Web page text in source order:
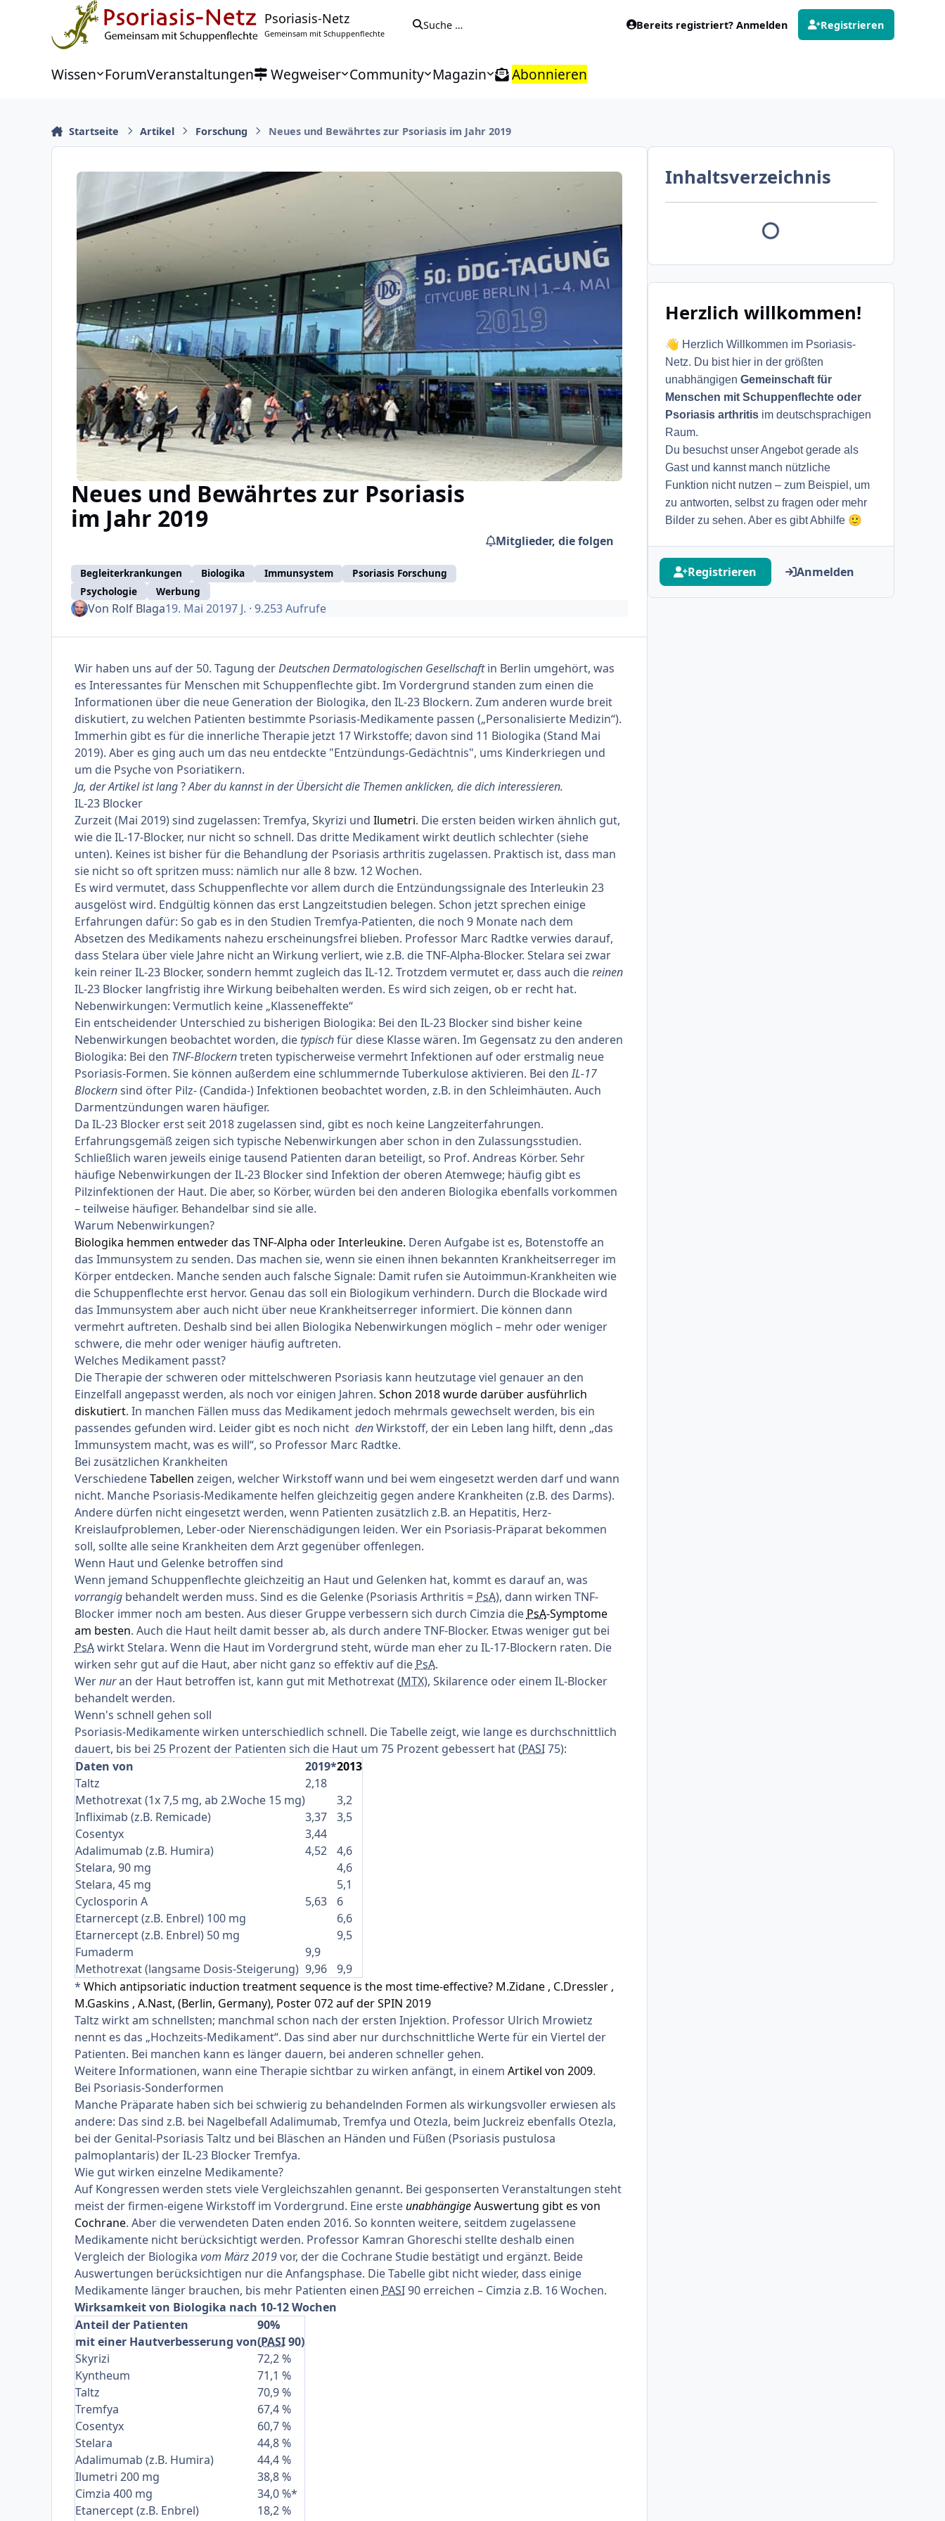
Zu Inhalt springen
Psoriasis-Netz
Gemeinsam mit Schuppenflechte
Suche … Bereits registriert? Anmelden Registrieren
Wissen ForumVeranstaltungen Wegweiser Community Magazin Abonnieren
Startseite Artikel Forschung Neues und Bewährtes zur Psoriasis im Jahr 2019
Neues und Bewährtes zur Psoriasis
im Jahr 2019
Begleiterkrankungen Biologika Immunsystem
Psoriasis Forschung
Psychologie
Werbung
Mitglieder, die folgen
Von Rolf Blaga19. Mai 20197 J. · 9.253 Aufrufe
Wir haben uns auf der 50. Tagung derDeutschen Dermatologischen Gesellschaftin Berlin umgehört, was
es Interessantes für Menschen mit Schuppenflechte gibt. Im Vordergrund standen zum einen die
Informationen über die neue Generation der Biologika, den IL-23 Blockern. Zum anderen wurde breit
diskutiert, zu welchen Patienten bestimmte Psoriasis-Medikamente passen („Personalisierte Medizin“).
Immerhin gibt es für die innerliche Therapie jetzt 17 Wirkstoffe; davon sind 11 Biologika (Stand Mai
2019). Aber es ging auch um das neu entdeckte "Entzündungs-Gedächtnis", ums Kinderkriegen und
um die Psyche von Psoriatikern.
Ja, der Artikel ist lang?Aber du kannst in der Übersicht die Themen anklicken, die dich interessieren.
IL-23 Blocker
Zurzeit (Mai 2019) sind zugelassen: Tremfya, Skyrizi und Ilumetri. Die ersten beiden wirken ähnlich gut,
wie die IL-17-Blocker, nur nicht so schnell. Das dritte Medikament wirkt deutlich schlechter (siehe
unten). Keines ist bisher für die Behandlung der Psoriasis arthritis zugelassen. Praktisch ist, dass man
sie nicht so oft spritzen muss: nämlich nur alle 8 bzw. 12 Wochen.
Es wird vermutet, dass Schuppenflechte vor allem durch die Entzündungssignale des Interleukin 23
ausgelöst wird. Endgültig können das erst Langzeitstudien belegen. Schon jetzt sprechen einige
Erfahrungen dafür: So gab es in den Studien Tremfya-Patienten, die noch 9 Monate nach dem
Absetzen des Medikaments nahezu erscheinungsfrei blieben. Professor Marc Radtke verwies darauf,
dass Stelara über viele Jahre nicht an Wirkung verliert, wie z.B. die TNF-Alpha-Blocker. Stelara sei zwar
kein reiner IL-23 Blocker, sondern hemmt zugleich das IL-12. Trotzdem vermutet er, dass auch diereinen
IL-23 Blocker langfristig ihre Wirkung beibehalten werden. Es wird sich zeigen, ob er recht hat.
Nebenwirkungen: Vermutlich keine „Klasseneffekte“
Ein entscheidender Unterschied zu bisherigen Biologika: Bei den IL-23 Blocker sind bisher keine
Nebenwirkungen beobachtet worden, die typischfür diese Klasse wären. Im Gegensatz zu den anderen
Biologika: Bei den TNF-Blockerntreten typischerweise vermehrt Infektionen auf oder erstmalig neue
Psoriasis-Formen. Sie können außerdem eine schlummernde Tuberkulose aktivieren. Bei denIL-17
Blockernsind öfter Pilz- (Candida-) Infektionen beobachtet worden, z.B. in den Schleimhäuten. Auch
Darmentzündungen waren häufiger.
Da IL-23 Blocker erst seit 2018 zugelassen sind, gibt es noch keine Langzeiterfahrungen.
Erfahrungsgemäß zeigen sich typische Nebenwirkungen aber schon in den Zulassungsstudien.
Schließlich waren jeweils einige tausend Patienten daran beteiligt, so Prof. Andreas Körber. Sehr
häufige Nebenwirkungen der IL-23 Blocker sind Infektion der oberen Atemwege; häufig gibt es
Pilzinfektionen der Haut. Die aber, so Körber, würden bei den anderen Biologika ebenfalls vorkommen
– teilweise häufiger. Behandelbar sind sie alle.
Warum Nebenwirkungen?
Biologika hemmen entweder das TNF-Alpha oder Interleukine. Deren Aufgabe ist es, Botenstoffe an
das Immunsystem zu senden. Das machen sie, wenn sie einen ihnen bekannten Krankheitserreger im
Körper entdecken. Manche senden auch falsche Signale: Damit rufen sie Autoimmun-Krankheiten wie
die Schuppenflechte erst hervor. Genau das soll ein Biologikum verhindern. Durch die Blockade wird
das Immunsystem aber auch nicht über neue Krankheitserreger informiert. Die können dann
vermehrt auftreten. Deshalb sind bei allen Biologika Nebenwirkungen möglich – mehr oder weniger
schwere, die mehr oder weniger häufig auftreten.
Welches Medikament passt?
Die Therapie der schweren oder mittelschweren Psoriasis kann heutzutage viel genauer an den
Einzelfall angepasst werden, als noch vor einigen Jahren. Schon 2018 wurde darüber ausführlich
diskutiert. In manchen Fällen muss das Medikament jedoch mehrmals gewechselt werden, bis ein
passendes gefunden wird. Leider gibt es noch nicht denWirkstoff, der ein Leben lang hilft, denn „das
Immunsystem macht, was es will“, so Professor Marc Radtke.
Bei zusätzlichen Krankheiten
VerschiedeneTabellen zeigen, welcher Wirkstoff wann und bei wem eingesetzt werden darf und wann
nicht. Manche Psoriasis-Medikamente helfen gleichzeitig gegen andere Krankheiten (z.B. des Darms).
Andere dürfen nicht eingesetzt werden, wenn Patienten zusätzlich z.B. an Hepatitis, Herz-
Kreislaufproblemen, Leber-oder Nierenschädigungen leiden. Wer ein Psoriasis-Präparat bekommen
soll, sollte alle seine Krankheiten dem Arzt gegenüber offenlegen.
Wenn Haut und Gelenke betroffen sind
Wenn jemand Schuppenflechte gleichzeitig an Haut und Gelenken hat, kommt es darauf an, was
vorrangigbehandelt werden muss. Sind es die Gelenke (Psoriasis Arthritis = PsA), dann wirken TNF-
Blocker immer noch am besten. Aus dieser Gruppe verbessern sich durch Cimzia die PsA-Symptome
am besten. Auch die Haut heilt damit besser ab, als durch andere TNF-Blocker. Etwas weniger gut bei
PsAwirkt Stelara. Wenn die Haut im Vordergrund steht, würde man eher zu IL-17-Blockern raten. Die
wirken sehr gut auf die Haut, aber nicht ganz so effektiv auf die PsA.
Wernuran der Haut betroffen ist, kann gut mit Methotrexat (MTX), Skilarence oder einem IL-Blocker
behandelt werden.
Wenn's schnell gehen soll
Psoriasis-Medikamente wirken unterschiedlich schnell. Die Tabelle zeigt, wie lange es durchschnittlich
dauert, bis bei 25 Prozent der Patienten sich die Haut um 75 Prozent gebessert hat (PASI75):
Daten von
2019*2013
Taltz
2,18
Methotrexat (1x 7,5 mg, ab 2.Woche 15 mg)
3,2
Infliximab (z.B. Remicade)
3,37
3,5
Cosentyx
3,44
Adalimumab (z.B. Humira)
4,52
4,6
Stelara, 90 mg
4,6
Stelara, 45 mg
5,1
Cyclosporin A
5,63
6
Etarnercept (z.B. Enbrel) 100 mg
6,6
Etarnercept (z.B. Enbrel) 50 mg
9,5
Fumaderm
9,9
Methotrexat (langsame Dosis-Steigerung) 9,96
9,9
* Which antipsoriatic induction treatment sequence is the most time-effective? M.Zidane , C.Dressler ,
M.Gaskins , A.Nast, (Berlin, Germany), Poster 072 auf der SPIN 2019
Taltz wirkt am schnellsten; manchmal schon nach der ersten Injektion. Professor Ulrich Mrowietz
nennt es das „Hochzeits-Medikament“. Das sind aber nur durchschnittliche Werte für ein Viertel der
Patienten. Bei manchen kann es länger dauern, bei anderen schneller gehen.
Weitere Informationen, wann eine Therapie sichtbar zu wirken anfängt, in einem Artikel von 2009.
Bei Psoriasis-Sonderformen
Manche Präparate haben sich bei schwierig zu behandelnden Formen als wirkungsvoller erwiesen als
andere: Das sind z.B. bei Nagelbefall Adalimumab, Tremfya und Otezla, beim Juckreiz ebenfalls Otezla,
bei der Genital-Psoriasis Taltz und bei Bläschen an Händen und Füßen (Psoriasis pustulosa
palmoplantaris) der IL-23 BlockerTremfya.
Wie gut wirken einzelne Medikamente?
Auf Kongressen werden stets viele Vergleichszahlen genannt. Bei gesponserten Veranstaltungen steht
meist der firmen-eigene Wirkstoff im Vordergrund. Eine ersteunabhängigeAuswertung gibt es von
Cochrane. Aber die verwendeten Daten enden 2016. So konnten weitere, seitdem zugelassene
Medikamente nicht berücksichtigt werden. Professor Kamran Ghoreschi stellte deshalb einen
Vergleich der Biologika vom März 2019vor, der die Cochrane Studie bestätigt und ergänzt. Beide
Auswertungen berücksichtigen nur die Anfangsphase. Die Tabelle gibt nicht wieder, dass einige
Medikamente länger brauchen, bis mehr Patienten einen PASI90 erreichen – Cimzia z.B. 16 Wochen.
Wirksamkeit von Biologika nach 10-12 Wochen
Anteil der Patienten
mit einer Hautverbesserung von
90%
(PASI90)
Skyrizi
72,2 %
Kyntheum
71,1 %
Taltz
70,9 %
Tremfya
67,4 %
Cosentyx
60,7 %
Stelara
44,8 %
Adalimumab (z.B. Humira)
44,4 %
Ilumetri 200 mg
38,8 %
Cimzia 400 mg
34,0 %*
Etanercept (z.B. Enbrel)
18,2 %
Inhaltsverzeichnis
Herzlich willkommen!
👋 Herzlich Willkommen im Psoriasis-
Netz. Du bist hier in der größten
unabhängigenGemeinschaft für
Menschen mit Schuppenflechte oder
Psoriasis arthritis im deutschsprachigen
Raum.
Du besuchst unser Angebot gerade als
Gast und kannst manch nützliche
Funktion nicht nutzen – zum Beispiel, um
zu antworten, selbst zu fragen oder mehr
Bilder zu sehen. Aber es gibt Abhilfe 🙂
Registrieren Anmelden